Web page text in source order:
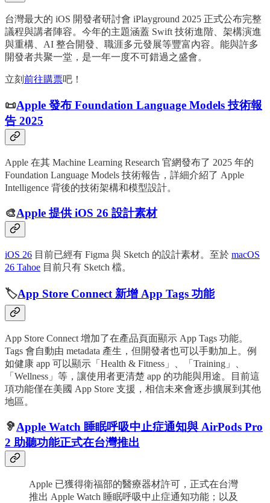
台灣最大的 iOS 開發者研討會 iPlayground 2025 正式公布完整
議程與講者陣容。今年的主題涵蓋 Swift 技術進階、架構演進
與重構、AI 整合開發、職涯多元發展等豐富內容。能與許多
開發者共聚一堂，是一年一度不可錯過之盛會。
立刻 前往購票吧！
📜Apple 發布 Foundation Language Models 技術報
告 2025
Apple 在其 Machine Learning Research 官網發布了 2025 年的
Foundation Language Models 技術報告，詳細介紹了 Apple
Intelligence 背後的技術架構和模型設計。
🎨Apple 提供 iOS 26 設計素材
iOS 26 目前已經有 Figma 與 Sketch 的設計素材。至於 macOS
26 Tahoe 目前只有 Sketch 檔。
🏷️App Store Connect 新增 App Tags 功能
App Store Connect 增加了在產品頁面顯示 App Tags 功能。
Tags 會自動由 metadata 產生，但開發者也可以手動加上。例
如健康 app 可以顯示「Health & Fitness」、「Training」、
「Wellness」等，讓使用者更清楚 app 的功能與用途。目前這
項功能僅在美國 App Store 支援，相信未來會逐步擴展到其他
地區。
🦻Apple Watch 睡眠呼吸中止症通知與 AirPods Pro
2 助聽功能正式在台灣推出
Apple 已獲得衛福部的醫療器材許可，正式在台灣
推出 Apple Watch 睡眠呼吸中止症通知功能；以及